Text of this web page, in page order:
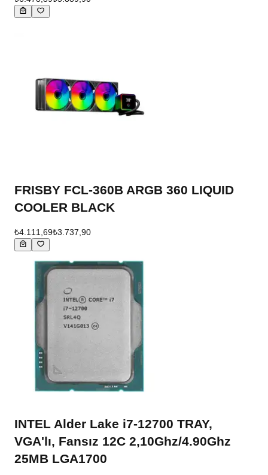
FRISBY FCL-360B ARGB 360 LIQUID
COOLER BLACK
₺4.111,69₺3.737,90
INTEL Alder Lake i7-12700 TRAY,
VGA'lı, Fansız 12C 2,10Ghz/4.90Ghz
25MB LGA1700